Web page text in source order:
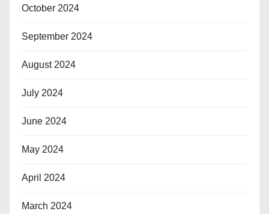
October 2024
September 2024
August 2024
July 2024
June 2024
May 2024
April 2024
March 2024